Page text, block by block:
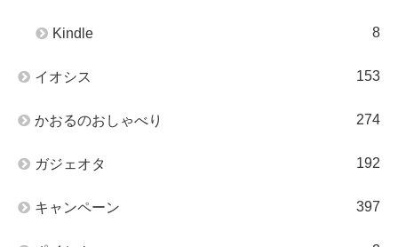
Kindle 8
イオシス 153
かおるのおしゃべり 274
ガジェオタ 192
キャンペーン 397